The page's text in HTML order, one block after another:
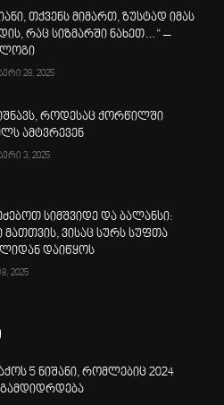
თქვენს მიმართ, ზუსტად იმას
რაც სიზმარში ნახეთ…“ –
28, 2025
როდესაც ქორწილში
ამტვრევენ
3, 2025
სიმშვიდე და ბალანსი:
მათთვის, ვისაც სურს სუფთა
დაიწყოს
2025
5 ნიშანი, რომლებიც 2024